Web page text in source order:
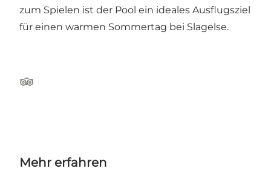
zum Spielen ist der Pool ein ideales Ausflugsziel
für einen warmen Sommertag bei Slagelse.
TripAdvisor
Mehr erfahren